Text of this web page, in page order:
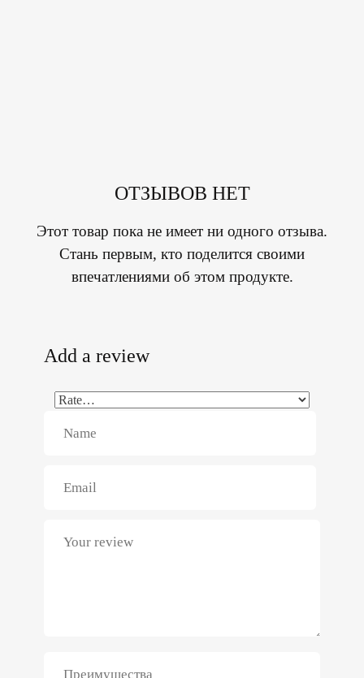
ОТЗЫВОВ НЕТ
Этот товар пока не имеет ни одного отзыва.
Стань первым, кто поделится своими
впечатлениями об этом продукте.
Add a review